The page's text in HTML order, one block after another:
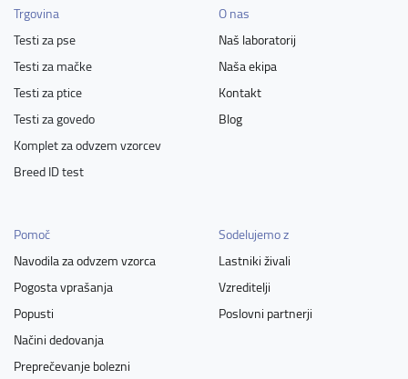
Trgovina
Testi za pse
Testi za mačke
Testi za ptice
Testi za govedo
Komplet za odvzem vzorcev
Breed ID test
O nas
Naš laboratorij
Naša ekipa
Kontakt
Blog
Pomoč
Navodila za odvzem vzorca
Pogosta vprašanja
Popusti
Načini dedovanja
Preprečevanje bolezni
Sodelujemo z
Lastniki živali
Vzreditelji
Poslovni partnerji